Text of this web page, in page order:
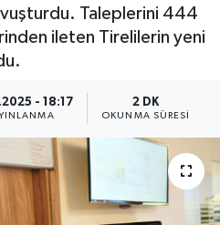
Taleplerini 444
ileten Tirelilerin yeni
- 18:17 2 DK
OKUNMA SÜRESI